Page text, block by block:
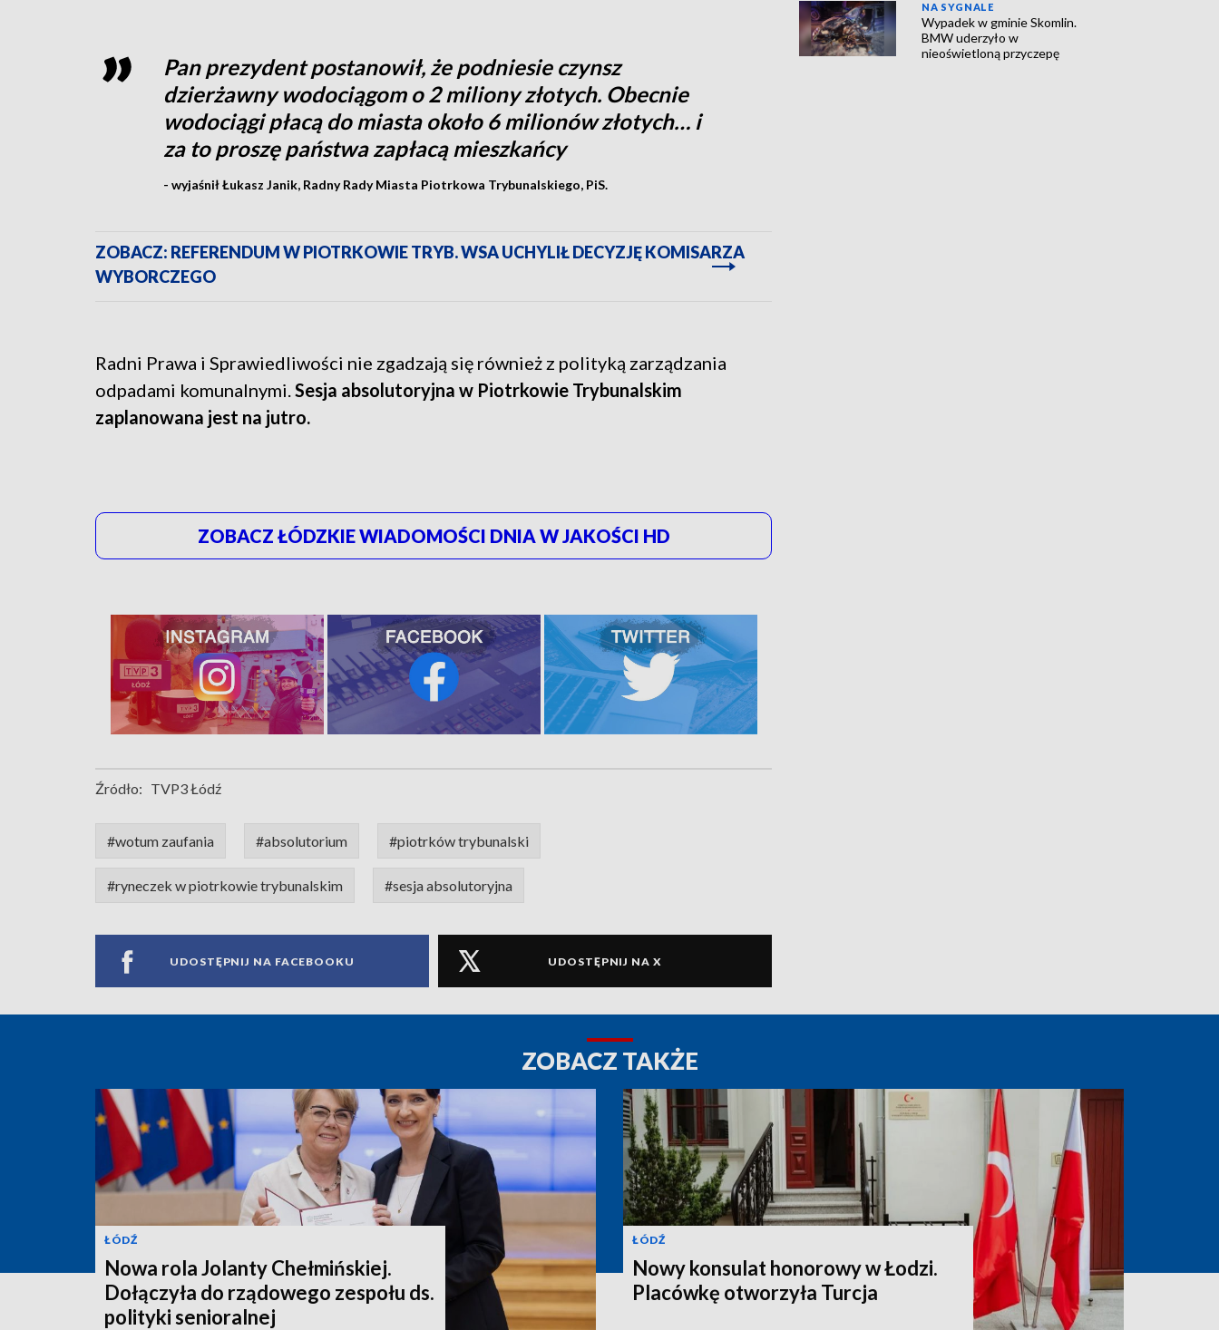
Pan prezydent postanowił, że podniesie czynsz
dzierżawny wodociągom o 2 miliony złotych. Obecnie
wodociągi płacą do miasta około 6 milionów złotych… i
za to proszę państwa zapłacą mieszkańcy
- wyjaśnił Łukasz Janik, Radny Rady Miasta Piotrkowa Trybunalskiego, PiS.
ZOBACZ: REFERENDUM W PIOTRKOWIE TRYB. WSA UCHYLIŁ DECYZJĘ KOMISARZA
WYBORCZEGO
Radni Prawa i Sprawiedliwości nie zgadzają się również z polityką zarządzania
odpadami komunalnymi. Sesja absolutoryjna w Piotrkowie Trybunalskim
zaplanowana jest na jutro.
ZOBACZ ŁÓDZKIE WIADOMOŚCI DNIA W JAKOŚCI HD
Źródło: TVP3 Łódź
#wotum zaufania #absolutorium #piotrków trybunalski
#ryneczek w piotrkowie trybunalskim #sesja absolutoryjna
UDOSTĘPNIJ NA FACEBOOKU UDOSTĘPNIJ NA X
NA SYGNALE
Wypadek w gminie Skomlin.
BMW uderzyło w
nieoświetloną przyczepę
ZOBACZ TAKŻE
ŁÓDŹ
Nowa rola Jolanty Chełmińskiej.
Dołączyła do rządowego zespołu ds.
polityki senioralnej
ŁÓDŹ
Nowy konsulat honorowy w Łodzi.
Placówkę otworzyła Turcja